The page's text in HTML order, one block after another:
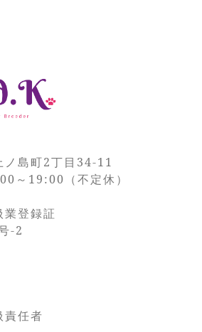
ノ島町2丁目34-11
～19:00（不定休）
登録証
-2
任者